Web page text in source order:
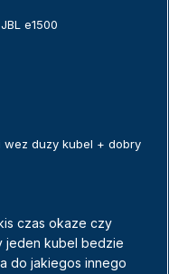
e1500
wez duzy kubel + dobry
czas okaze czy
jeden kubel bedzie
do jakiegos innego